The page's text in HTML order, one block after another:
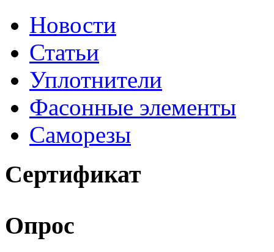
Новости
Статьи
Уплотнители
Фасонные элементы
Саморезы
Сертификат
Опрос